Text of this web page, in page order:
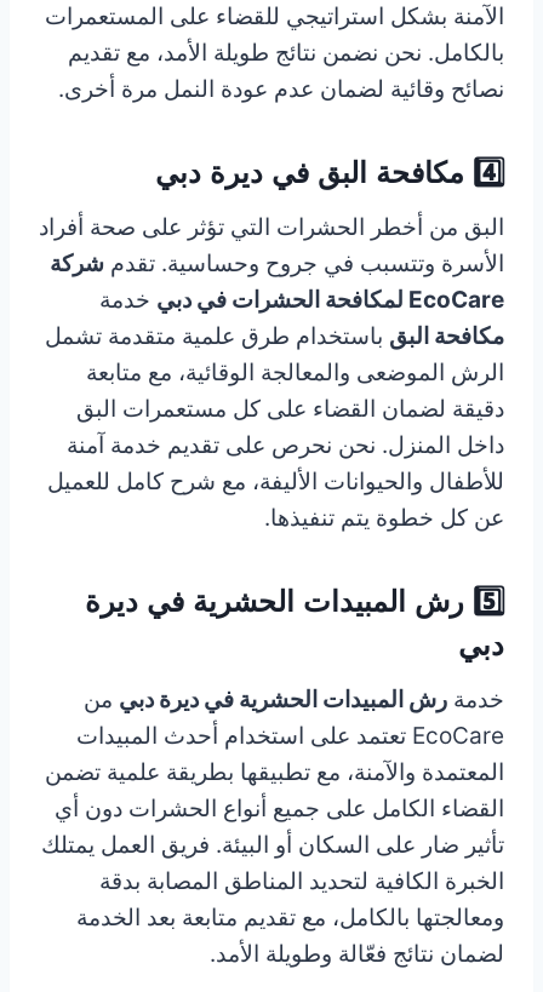
الآمنة بشكل استراتيجي للقضاء على المستعمرات
بالكامل. نحن نضمن نتائج طويلة الأمد، مع تقديم
نصائح وقائية لضمان عدم عودة النمل مرة أخرى.
4️⃣ مكافحة البق في ديرة دبي
البق من أخطر الحشرات التي تؤثر على صحة أفراد
الأسرة وتتسبب في جروح وحساسية. تقدم شركة
EcoCare لمكافحة الحشرات في دبي
خدمة
مكافحة البق باستخدام طرق علمية متقدمة تشمل
الرش الموضعى والمعالجة الوقائية، مع متابعة
دقيقة لضمان القضاء على كل مستعمرات البق
داخل المنزل. نحن نحرص على تقديم خدمة آمنة
للأطفال والحيوانات الأليفة، مع شرح كامل للعميل
عن كل خطوة يتم تنفيذها.
5️⃣ رش المبيدات الحشرية في ديرة
دبي
خدمة رش المبيدات الحشرية في ديرة دبي من
EcoCare تعتمد على استخدام أحدث المبيدات
المعتمدة والآمنة، مع تطبيقها بطريقة علمية تضمن
القضاء الكامل على جميع أنواع الحشرات دون أي
تأثير ضار على السكان أو البيئة. فريق العمل يمتلك
الخبرة الكافية لتحديد المناطق المصابة بدقة
ومعالجتها بالكامل، مع تقديم متابعة بعد الخدمة
لضمان نتائج فعّالة وطويلة الأمد.